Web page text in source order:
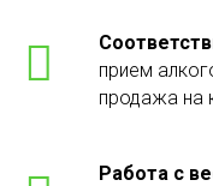
прием
продажа на
Работа с